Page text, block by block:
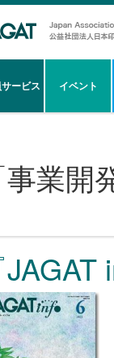
ービス イベント
事業開